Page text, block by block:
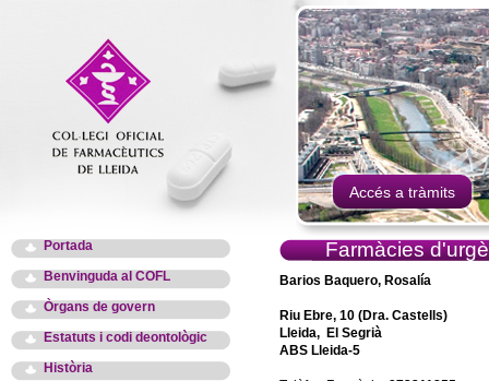
Accés a tràmits
Portada
Benvinguda al COFL
Òrgans de govern
Estatuts i codi deontològic
Història
Farmàcies
Barios Baquero, Rosalía
Riu Ebre, 10 (Dra. Castells)
Lleida, El Segrià
ABS Lleida-5